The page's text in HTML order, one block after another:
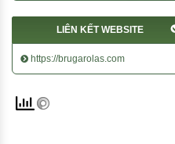
LIÊN KẾT WEBSITE
https://brugarolas.com